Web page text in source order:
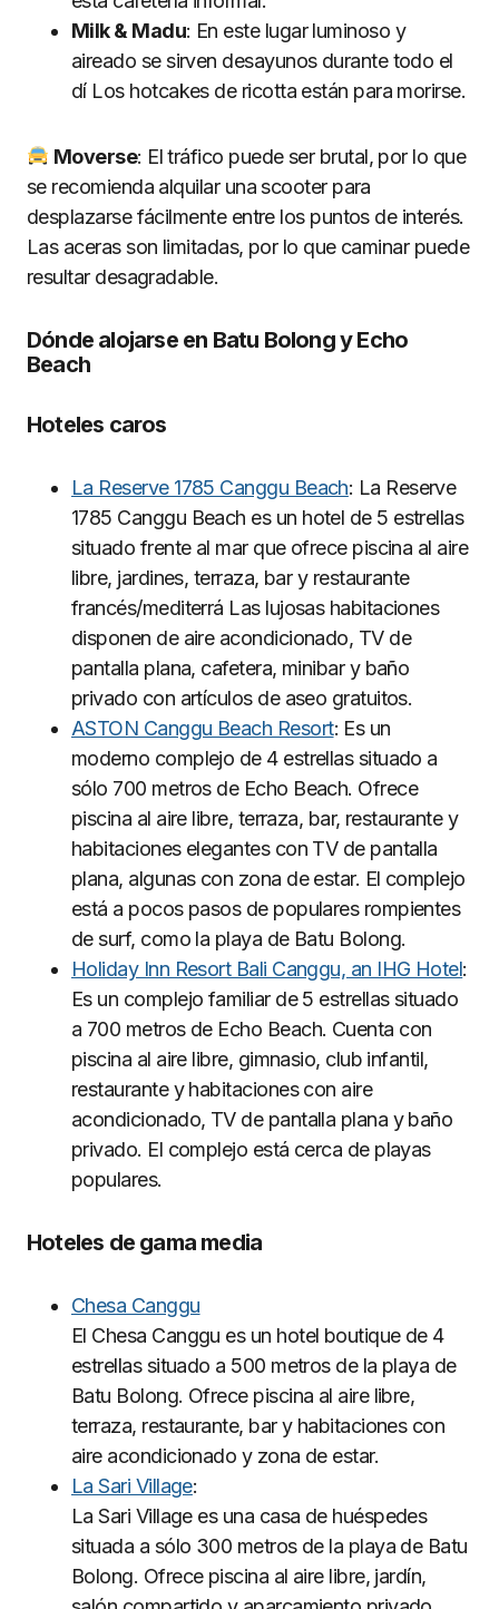
Milk & Madu: En este lugar luminoso y
aireado se sirven desayunos durante todo el
dí Los hotcakes de ricotta están para morirse.
Moverse: El tráfico puede ser brutal, por lo que
se recomienda alquilar una scooter para
desplazarse fácilmente entre los puntos de interés.
Las aceras son limitadas, por lo que caminar puede
resultar desagradable.
Dónde alojarse en Batu Bolong y Echo
Beach
Hoteles caros
La Reserve 1785 Canggu Beach: La Reserve
1785 Canggu Beach es un hotel de 5 estrellas
situado frente al mar que ofrece piscina al aire
libre, jardines, terraza, bar y restaurante
francés/mediterrá Las lujosas habitaciones
disponen de aire acondicionado, TV de
pantalla plana, cafetera, minibar y baño
privado con artículos de aseo gratuitos.
ASTON Canggu Beach Resort: Es un
moderno complejo de 4 estrellas situado a
sólo 700 metros de Echo Beach. Ofrece
piscina al aire libre, terraza, bar, restaurante y
habitaciones elegantes con TV de pantalla
plana, algunas con zona de estar. El complejo
está a pocos pasos de populares rompientes
de surf, como la playa de Batu Bolong.
Holiday Inn Resort Bali Canggu, an IHG Hotel:
Es un complejo familiar de 5 estrellas situado
a 700 metros de Echo Beach. Cuenta con
piscina al aire libre, gimnasio, club infantil,
restaurante y habitaciones con aire
acondicionado, TV de pantalla plana y baño
privado. El complejo está cerca de playas
populares.
Hoteles de gama media
Chesa Canggu
El Chesa Canggu es un hotel boutique de 4
estrellas situado a 500 metros de la playa de
Batu Bolong. Ofrece piscina al aire libre,
terraza, restaurante, bar y habitaciones con
aire acondicionado y zona de estar.
La Sari Village:
La Sari Village es una casa de huéspedes
situada a sólo 300 metros de la playa de Batu
Bolong. Ofrece piscina al aire libre, jardín,